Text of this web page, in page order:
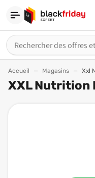
Accueil Magasins Xxl
XXL Nutrition